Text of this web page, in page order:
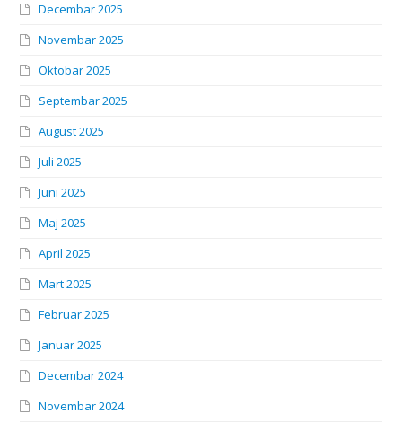
Decembar 2025
Novembar 2025
Oktobar 2025
Septembar 2025
August 2025
Juli 2025
Juni 2025
Maj 2025
April 2025
Mart 2025
Februar 2025
Januar 2025
Decembar 2024
Novembar 2024